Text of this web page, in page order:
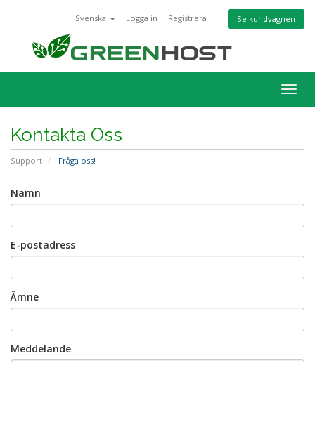
Svenska Logga in Registrera Se kundvagnen
Kontakta Oss
Support Fråga oss!
Namn
E-postadress
Ämne
Meddelande